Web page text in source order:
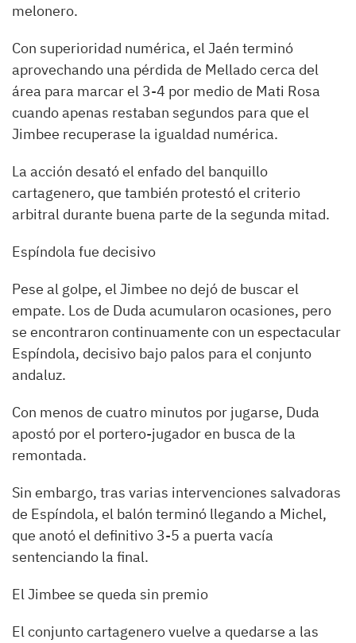
melonero.
Con superioridad numérica, el Jaén terminó
aprovechando una pérdida de Mellado cerca del
área para marcar el 3-4 por medio de Mati Rosa
cuando apenas restaban segundos para que el
Jimbee recuperase la igualdad numérica.
La acción desató el enfado del banquillo
cartagenero, que también protestó el criterio
arbitral durante buena parte de la segunda mitad.
Espíndola fue decisivo
Pese al golpe, el Jimbee no dejó de buscar el
empate. Los de Duda acumularon ocasiones, pero
se encontraron continuamente con un espectacular
Espíndola, decisivo bajo palos para el conjunto
andaluz.
Con menos de cuatro minutos por jugarse, Duda
apostó por el portero-jugador en busca de la
remontada.
Sin embargo, tras varias intervenciones salvadoras
de Espíndola, el balón terminó llegando a Michel,
que anotó el definitivo 3-5 a puerta vacía
sentenciando la final.
El Jimbee se queda sin premio
El conjunto cartagenero vuelve a quedarse a las